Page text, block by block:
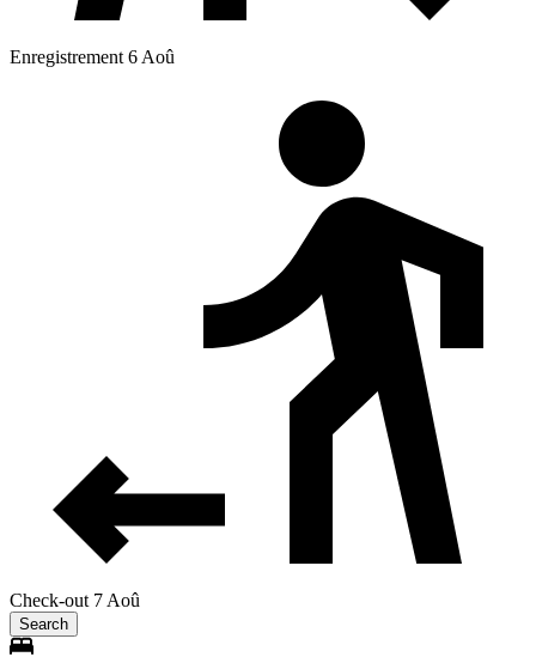
Enregistrement 6 Aoû
Check-out 7 Aoû
Search